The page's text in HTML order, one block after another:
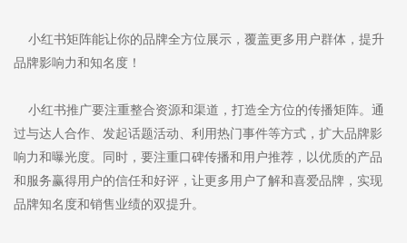
小红书矩阵能让你的品牌全方位展示，覆盖更多用户群体，提升
品牌影响力和知名度！
小红书推广要注重整合资源和渠道，打造全方位的传播矩阵。通
过与达人合作、发起话题活动、利用热门事件等方式，扩大品牌影
响力和曝光度。同时，要注重口碑传播和用户推荐，以优质的产品
和服务赢得用户的信任和好评，让更多用户了解和喜爱品牌，实现
品牌知名度和销售业绩的双提升。